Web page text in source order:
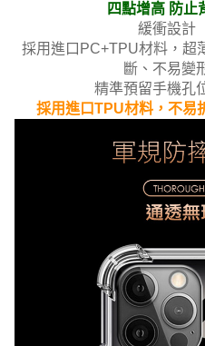
四點增高 防止
緩衝設計
採用進口PC+TPU材料，超
斷、不易變
精準預留手機孔
採用進口TPU材料，不易